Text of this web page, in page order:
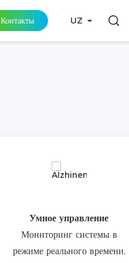
Контакты UZ
Умное управление
Мониторинг системы в
режиме реального времени,